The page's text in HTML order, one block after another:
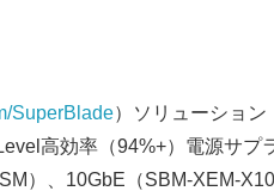
SuperBlade）ソリューション
高効率（94%+）電源サプ
）、10GbE（SBM-XEM-